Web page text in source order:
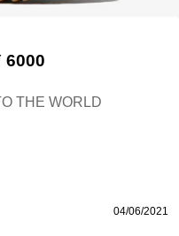
6000
THE WORLD
04/06/2021